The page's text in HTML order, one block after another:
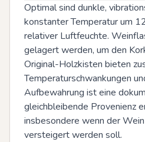
Optimal sind dunkle,
konstanter Temperatur um
relativer Luftfeuchte.
gelagert werden, um den
Original-Holzkisten bieten
Temperaturschwankungen
Aufbewahrung ist eine
gleichbleibende Provenienz
insbesondere wenn der
versteigert werden soll.